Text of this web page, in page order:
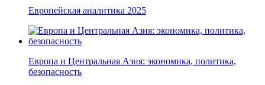
Европейская аналитика 2025
Европа и Центральная Азия: экономика, политика,
безопасность